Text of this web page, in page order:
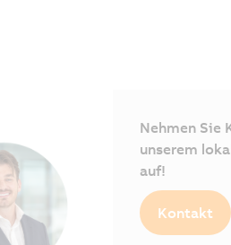
Nehmen Sie
unserem
auf!
Kontakt